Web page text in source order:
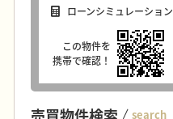
ローンシミュレーション
この物件を
携帯で確認！
search